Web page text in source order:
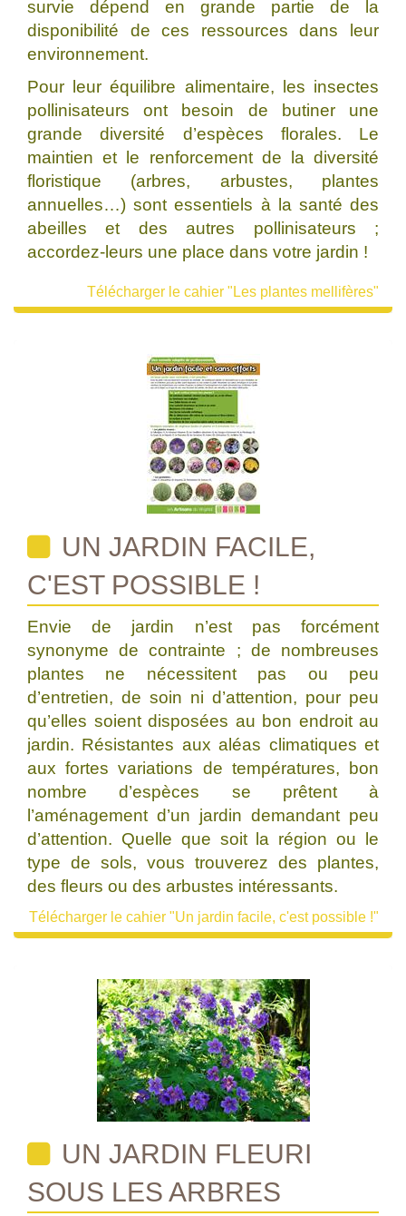
survie dépend en grande partie de la
disponibilité de ces ressources dans leur
environnement.
Pour leur équilibre alimentaire, les insectes
pollinisateurs ont besoin de butiner une
grande diversité d’espèces florales. Le
maintien et le renforcement de la diversité
floristique (arbres, arbustes, plantes
annuelles…) sont essentiels à la santé des
abeilles et des autres pollinisateurs ;
accordez-leurs une place dans votre jardin !
Télécharger le cahier "Les plantes mellifères"
UN JARDIN FACILE,
C'EST POSSIBLE !
Envie de jardin n’est pas forcément
synonyme de contrainte ; de nombreuses
plantes ne nécessitent pas ou peu
d’entretien, de soin ni d’attention, pour peu
qu’elles soient disposées au bon endroit au
jardin. Résistantes aux aléas climatiques et
aux fortes variations de températures, bon
nombre d’espèces se prêtent à
l’aménagement d’un jardin demandant peu
d’attention. Quelle que soit la région ou le
type de sols, vous trouverez des plantes,
des fleurs ou des arbustes intéressants.
Télécharger le cahier "Un jardin facile, c'est possible !"
UN JARDIN FLEURI
SOUS LES ARBRES